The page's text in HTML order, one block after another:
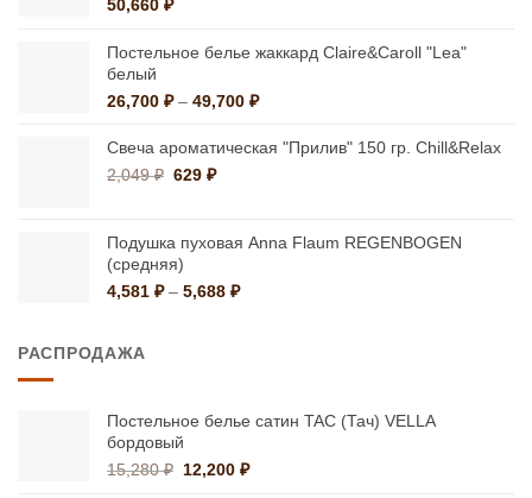
50,660 ₽
Постельное белье жаккард Claire&Caroll "Lea"
белый
26,700 ₽ – 49,700 ₽Диапазон
26,700 ₽
Свеча ароматическая "Прилив" 150 гр. Chill&Relax
2,049₽ Первоначальная
2,049 ₽.
629₽Текущая
Подушка пуховая Anna Flaum REGENBOGEN
(средняя)
4,581 ₽ – 5,688 ₽Диапазон
РАСПРОДАЖА
Постельное белье сатин TAC (Тач) VELLA
бордовый
15,280₽ Первоначальная
12,200₽Текущая